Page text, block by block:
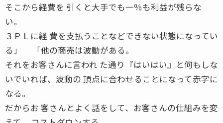
そこから経費を 引くと大手でも一％も利益が残らな
い。
３ＰＬに経 費を支払うことなどできない状態になってい
る」 「他の商売は波動がある。
それをお客さんに言われ た通り『はいはい』と何もしな
いでいれば、波動の 頂点に合わせることになって赤字に
なる。
だからお 客さんとよく話をして、お客さんの仕組みを変